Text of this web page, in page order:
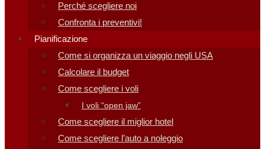
Perché scegliere noi
Confronta i preventivi!
Pianificazione
Come si organizza un viaggio negli USA
Calcolare il budget
Come scegliere i voli
I voli “open jaw”
Come scegliere il miglior hotel
Come scegliere l’auto a noleggio